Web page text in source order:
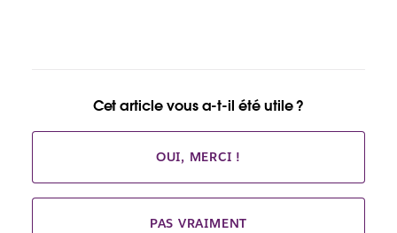
Cet article vous a-t-il été utile ?
OUI, MERCI !
PAS VRAIMENT